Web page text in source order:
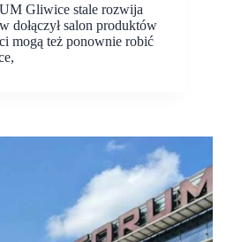
Gliwice stale rozwija
dołączył salon produktów
mogą też ponownie robić